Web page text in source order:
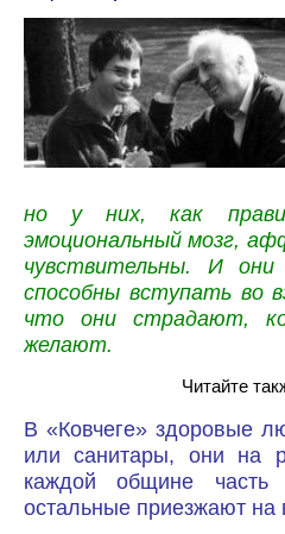
но у них, как
эмоциональный мозг,
чувствительны. И
способны вступать во
что они страдают,
желают.
Читайте
В «Ковчеге» здоровые
или санитары, они на
каждой общине часть
остальные приезжают на